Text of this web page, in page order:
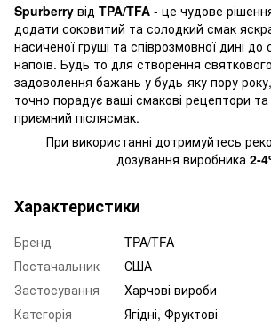
Spurberry від TPA/TFA - це чудове
додати соковитий та солодкий смак
насиченої груші та співрозмовної дині до
напоїв. Будь то для створення
задоволення бажань у будь-яку пору
точно порадує ваші смакові рецептори
приємний післясмак.
При використанні дотримуйтесь
дозування виробника 2-
Характеристики
Бренд
TPA/TFA
Постачальник
США
Застосування
Харчові вироби
Категорія
Ягідні, Фруктові